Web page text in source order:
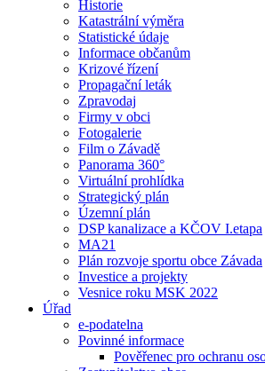
Historie
Katastrální výměra
Statistické údaje
Informace občanům
Krizové řízení
Propagační leták
Zpravodaj
Firmy v obci
Fotogalerie
Film o Závadě
Panorama 360°
Virtuální prohlídka
Strategický plán
Územní plán
DSP kanalizace a KČOV I.etapa
MA21
Plán rozvoje sportu obce Závada
Investice a projekty
Vesnice roku MSK 2022
Úřad
e-podatelna
Povinné informace
Pověřenec pro ochranu